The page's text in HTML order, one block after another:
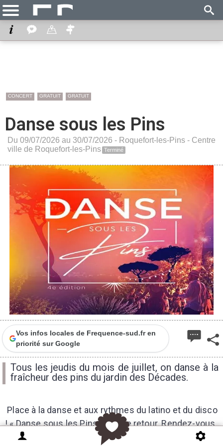
CONCERT GRATUIT GRATUIT
Danse sous les Pins
Du 09/07/2026 au 30/07/2026 - Roquefort-les-Pins - Centre
ville de Roquefort-les-Pins Terminé
Vos infos locales de Frequence-sud.fr en
priorité sur Google
Tous les jeudis du mois de juillet, on danse à la
fraîcheur des pins du jardin des Décades.
Place à la danse et aux rythmes du latino et du disco
! « Danse sous les Pins » est de retour.Rendez-vous
tous les jeudis de juillet, à partir de 21h, au Jardin